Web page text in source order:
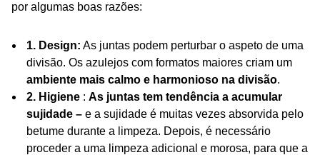
por algumas boas razões:
1. Design: As juntas podem perturbar o aspeto de uma
divisão. Os azulejos com formatos maiores criam um
ambiente mais calmo e harmonioso na divisão.
2. Higiene : As juntas tem tendência a acumular
sujidade – e a sujidade é muitas vezes absorvida pelo
betume durante a limpeza. Depois, é necessário
proceder a uma limpeza adicional e morosa, para que a